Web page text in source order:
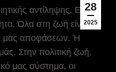
28
2025
αντίληψης. Είναι
Όλα στη ζωή είναι
μας αποφάσεων. Ή
Στην πολιτική ζωή,
μας σύστημα, οι